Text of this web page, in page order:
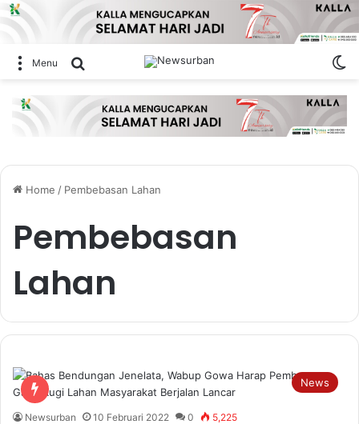
Menu Search for
Home / Pembebasan Lahan
Pembebasan
Lahan
News
Newsurban 10 Februari 2022 0 5,225